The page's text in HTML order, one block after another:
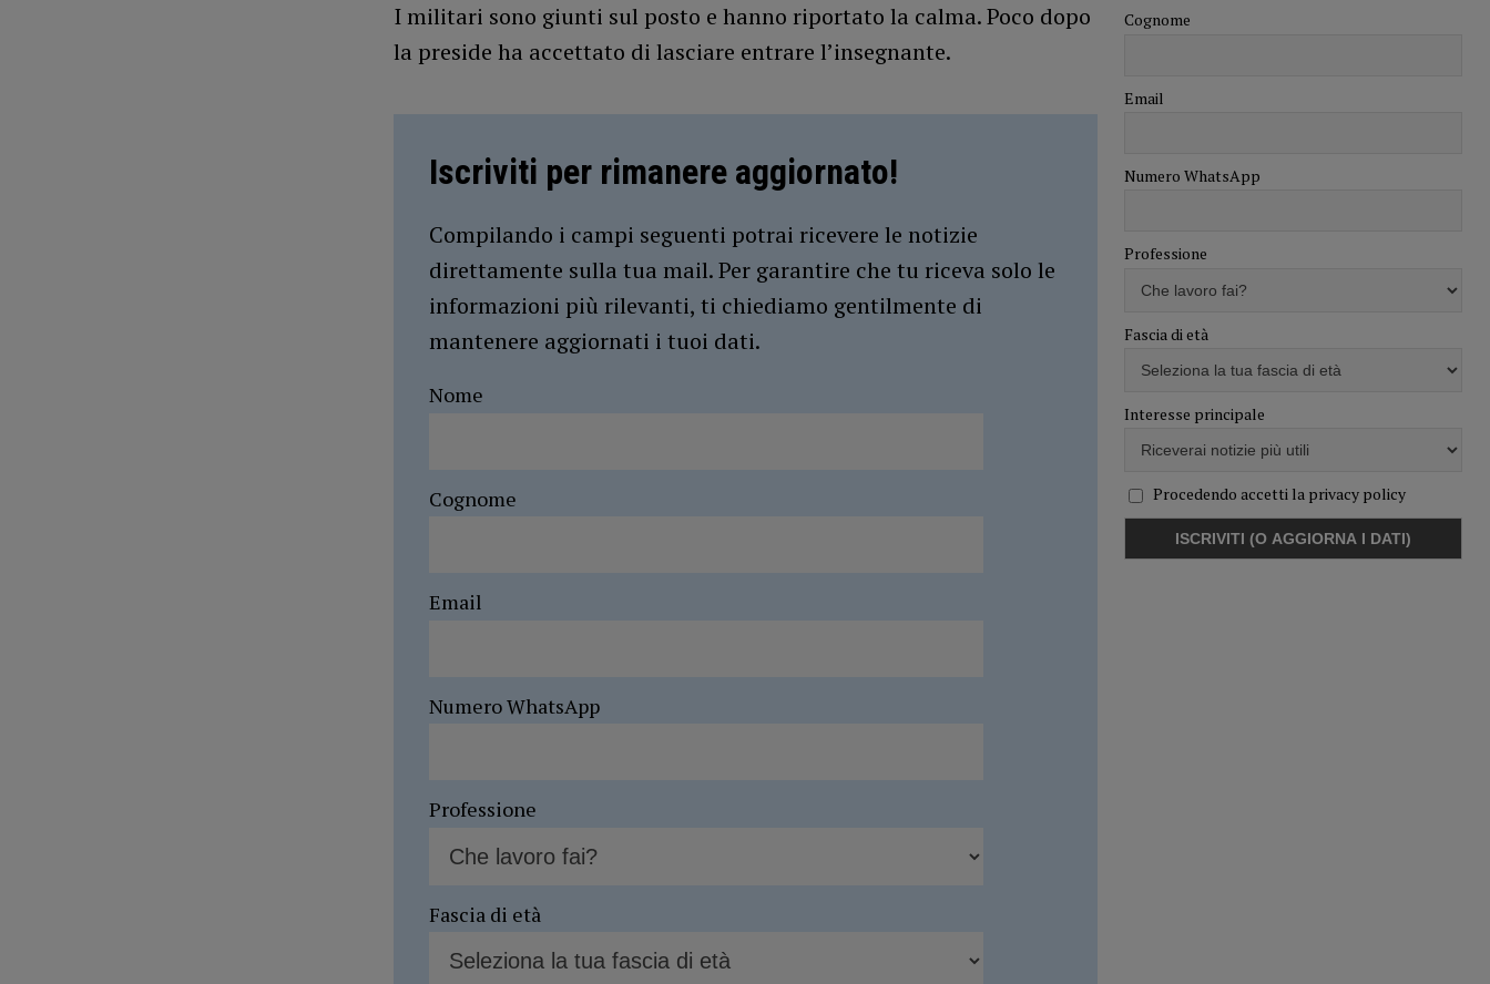
I militari sono giunti sul posto e hanno riportato la calma. Poco dopo
la preside ha accettato di lasciare entrare l’insegnante.
Iscriviti per rimanere aggiornato!
Compilando i campi seguenti potrai ricevere le notizie
direttamente sulla tua mail. Per garantire che tu riceva solo le
informazioni più rilevanti, ti chiediamo gentilmente di
mantenere aggiornati i tuoi dati.
Nome
Cognome
Email
Numero WhatsApp
Professione
Fascia di età
Cognome
Email
Numero WhatsApp
Professione
Fascia di età
Interesse principale
Procedendo accetti la privacy policy